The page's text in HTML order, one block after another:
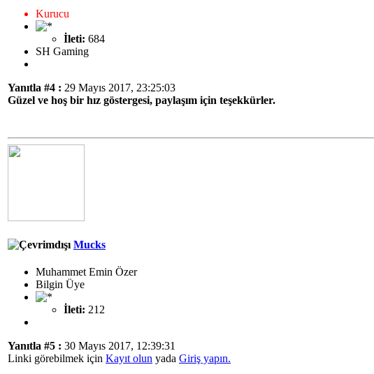
Kurucu
İleti: 684
SH Gaming
Yanıtla #4 : 29 Mayıs 2017, 23:25:03
Güzel ve hoş bir hız göstergesi, paylaşım için teşekkürler.
Mucks
Muhammet Emin Özer
Bilgin Üye
İleti: 212
Yanıtla #5 : 30 Mayıs 2017, 12:39:31
Linki görebilmek için Kayıt olun yada Giriş yapın.